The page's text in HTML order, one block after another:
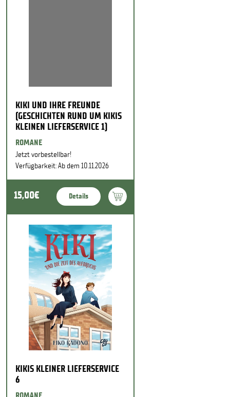
KIKI UND IHRE FREUNDE
(GESCHICHTEN RUND UM KIKIS
KLEINEN LIEFERSERVICE 1)
ROMANE
Jetzt vorbestellbar!
Verfügbarkeit: Ab dem 10.11.2026
15,00€ Details
KIKIS KLEINER LIEFERSERVICE
6